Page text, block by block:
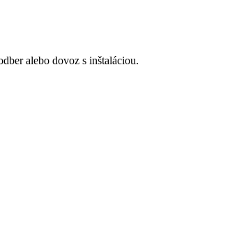
alebo dovoz s inštaláciou.